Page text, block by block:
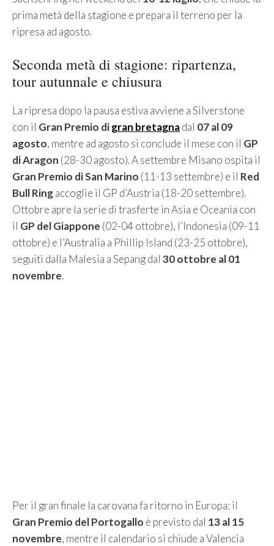
prima metà della stagione e prepara il terreno per la
ripresa ad agosto.
Seconda metà di stagione: ripartenza,
tour autunnale e chiusura
La ripresa dopo la pausa estiva avviene a Silverstone
con il Gran Premio digran bretagnadal 07 al 09
agosto, mentre ad agosto si conclude il mese con il GP
di Aragon (28-30 agosto). A settembre Misano ospita il
Gran Premio di San Marino (11-13 settembre) e il Red
Bull Ringaccoglie il GP d’Austria (18-20 settembre).
Ottobre apre la serie di trasferte in Asia e Oceania con
il GP del Giappone (02-04 ottobre), l’Indonesia (09-11
ottobre) e l’Australia a Phillip Island (23-25 ottobre),
seguiti dalla Malesia a Sepang dal 30 ottobre al 01
novembre.
Per il gran finale la carovana fa ritorno in Europa: il
Gran Premio del Portogallo è previsto dal 13 al 15
novembre, mentre il calendario si chiude a Valencia